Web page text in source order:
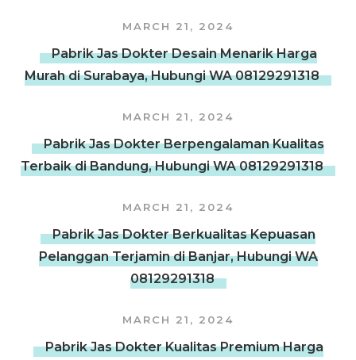
MARCH 21, 2024
Pabrik Jas Dokter Desain Menarik Harga
Murah di Surabaya, Hubungi WA 08129291318
MARCH 21, 2024
Pabrik Jas Dokter Berpengalaman Kualitas
Terbaik di Bandung, Hubungi WA 08129291318
MARCH 21, 2024
Pabrik Jas Dokter Berkualitas Kepuasan
Pelanggan Terjamin di Banjar, Hubungi WA
08129291318
MARCH 21, 2024
Pabrik Jas Dokter Kualitas Premium Harga